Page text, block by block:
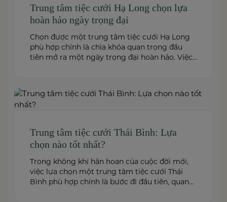
Trung tâm tiệc cưới Hạ Long chọn lựa
hoàn hảo ngày trọng đại
Chọn được một trung tâm tiệc cưới Hạ Long
phù hợp chính là chìa khóa quan trọng đầu
tiên mở ra một ngày trọng đại hoàn hảo. Việc
Trung tâm tiệc cưới Thái Bình: Lựa
chọn nào tốt nhất?
Trong không khí hân hoan của cuộc đời mới,
việc lựa chọn một trung tâm tiệc cưới Thái
Bình phù hợp chính là bước đi đầu tiên, quan